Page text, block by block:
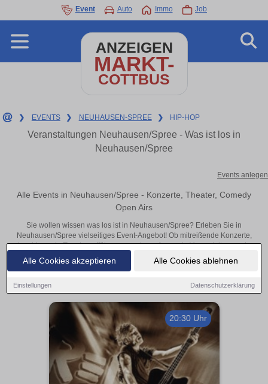
Alle Cookies akzeptieren Alle Cookies ablehnen
Einstellungen Datenschutzerklärung
Event Auto Immo Job
ANZEIGEN
MARKT-
COTTBUS
❯ EVENTS ❯ NEUHAUSEN-SPREE ❯ HIP-HOP
Veranstaltungen Neuhausen/Spree - Was ist los in
Neuhausen/Spree
Events anlegen
Alle Events in Neuhausen/Spree - Konzerte, Theater, Comedy
Open Airs
Sie wollen wissen was los ist in Neuhausen/Spree? Erleben Sie in
Neuhausen/Spree vielseitiges Event-Angebot! Ob mitreißende Konzerte,
inspirierende Theateraufführungen oder aufregende Veranstaltungen in
Neuhausen/Spree – hier finden alles im Überblick und Tickets.
20:30 Uhr